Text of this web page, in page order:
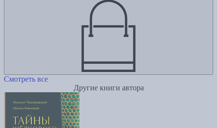
Смотреть все
Другие книги автора